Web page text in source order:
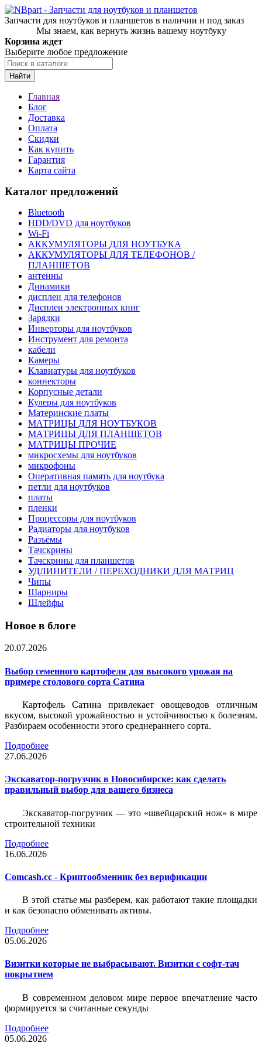
Запчасти для ноутбуков и планшетов в наличии и под заказ
Мы знаем, как вернуть жизнь вашему ноутбуку
Корзина ждет
Выберите любое предложение
Найти
Главная
Блог
Доставка
Оплата
Скидки
Как купить
Гарантия
Карта сайта
Каталог предложений
Bluetooth
HDD/DVD для ноутбуков
Wi-Fi
АККУМУЛЯТОРЫ ДЛЯ НОУТБУКА
АККУМУЛЯТОРЫ ДЛЯ ТЕЛЕФОНОВ /
ПЛАНШЕТОВ
антенны
Динамики
дисплеи для телефонов
Дисплеи электронных книг
Зарядки
Инверторы для ноутбуков
Инструмент для ремонта
кабели
Камеры
Клавиатуры для ноутбуков
коннекторы
Корпусные детали
Кулеры для ноутбуков
Материнские платы
МАТРИЦЫ ДЛЯ НОУТБУКОВ
МАТРИЦЫ ДЛЯ ПЛАНШЕТОВ
МАТРИЦЫ ПРОЧИЕ
микросхемы для ноутбуков
микрофоны
Оперативная память для ноутбука
петли для ноутбуков
платы
пленки
Процессоры для ноутбуков
Радиаторы для ноутбуков
Разъёмы
Тачскрины
Тачскрины для планшетов
УДЛИНИТЕЛИ / ПЕРЕХОДНИКИ ДЛЯ МАТРИЦ
Чипы
Шарниры
Шлейфы
Новое в блоге
20.07.2026
Выбор семенного картофеля для высокого урожая на
примере столового сорта Сатина
Картофель Сатина привлекает овощеводов отличным
вкусом, высокой урожайностью и устойчивостью к болезням.
Разбираем особенности этого среднераннего сорта.
Подробнее
27.06.2026
Экскаватор-погрузчик в Новосибирске: как сделать
правильный выбор для вашего бизнеса
Экскаватор-погрузчик — это «швейцарский нож» в мире
строительной техники
Подробнее
16.06.2026
Comcash.cc - Криптообменник без верификации
В этой статье мы разберем, как работают такие площадки
и как безопасно обменивать активы.
Подробнее
05.06.2026
Визитки которые не выбрасывают. Визитки с софт-тач
покрытием
В современном деловом мире первое впечатление часто
формируется за считанные секунды
Подробнее
05.06.2026